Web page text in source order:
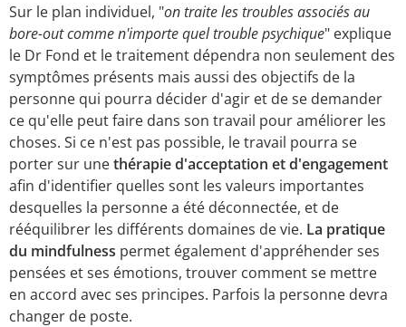
Sur le plan individuel, "on traite les troubles associés au
bore-out comme n'importe quel trouble psychique" explique
le Dr Fond et le traitement dépendra non seulement des
symptômes présents mais aussi des objectifs de la
personne qui pourra décider d'agir et de se demander
ce qu'elle peut faire dans son travail pour améliorer les
choses. Si ce n'est pas possible, le travail pourra se
porter sur unethérapie d'acceptation et d'engagement
afin d'identifier quelles sont les valeurs importantes
desquelles la personne a été déconnectée, et de
rééquilibrer les différents domaines de vie. La pratique
du mindfulness permet également d'appréhender ses
pensées et ses émotions, trouver comment se mettre
en accord avec ses principes. Parfois la personne devra
changer de poste.